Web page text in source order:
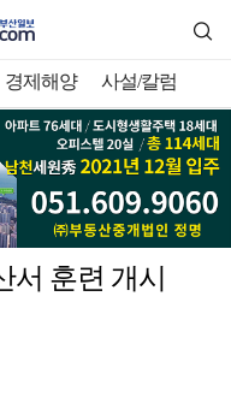
경제해양 사설/칼럼
서 훈련 개시